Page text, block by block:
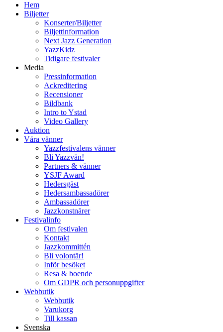
Hem
Biljetter
Konserter/Biljetter
Biljettinformation
Next Jazz Generation
YazzKidz
Tidigare festivaler
Media
Pressinformation
Ackreditering
Recensioner
Bildbank
Intro to Ystad
Video Gallery
Auktion
Våra vänner
Yazzfestivalens vänner
Bli Yazzvän!
Partners & vänner
YSJF Award
Hedersgäst
Hedersambassadörer
Ambassadörer
Jazzkonstnärer
Festivalinfo
Om festivalen
Kontakt
Jazzkommittén
Bli volontär!
Inför besöket
Resa & boende
Om GDPR och personuppgifter
Webbutik
Webbutik
Varukorg
Till kassan
Svenska